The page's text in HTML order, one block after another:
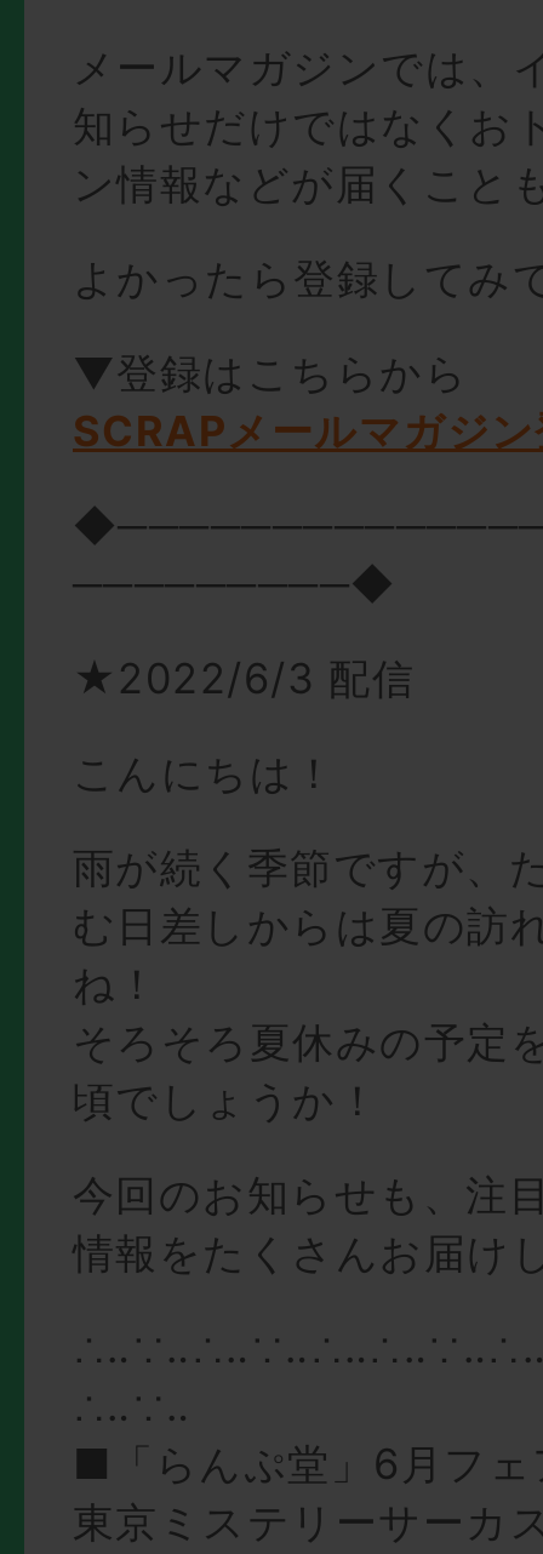
メールマガジンでは、
知らせだけではなくお
ン情報などが届くこと
よかったら登録してみ
▼登録はこちらから
SCRAPメールマガジ
─────────◆
★2022/6/3 配信
こんにちは！
雨が続く季節ですが、
む日差しからは夏の訪
ね！
そろそろ夏休みの予定
頃でしょうか！
今回のお知らせも、注
情報をたくさんお届け
∴‥∵‥
■「らんぷ堂」6月フェ
東京ミステリーサーカ